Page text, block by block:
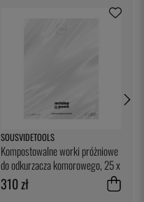
SOUSVIDETOOLS
Kompostowalne worki próżniowe
do odkurzacza komorowego, 25 x
25 cm, opakowanie 200 sztuk -
SousVideTools
310 zł